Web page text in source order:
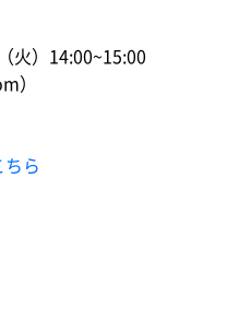
火）14:00~15:00
）
ら